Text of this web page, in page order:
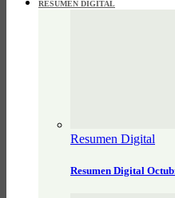
RESUMEN DIGITAL
Resumen Digital
Resumen Digital